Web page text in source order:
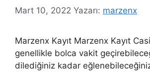
Mart 10, 2022 Yazarı: marzenx
Marzenx Kayıt Marzenx Kayıt
genellikle bolca vakit
dilediğiniz kadar